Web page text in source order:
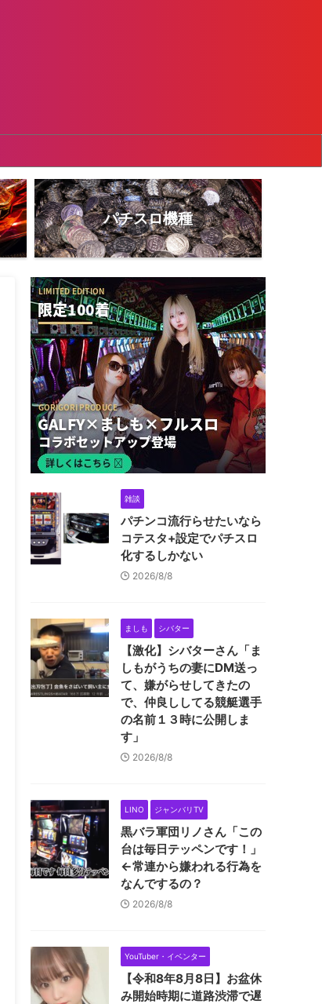
パチスロ機種
雑談
パチンコ流行らせたいなら
コテスタ+設定でパチスロ
化するしかない
2026/8/8
ましも シバター
【激化】シバターさん「ま
しもがうちの妻にDM送っ
て、嫌がらせしてきたの
で、仲良ししてる競艇選手
の名前１３時に公開しま
す」
2026/8/8
LINO ジャンバリTV
黒バラ軍団リノさん「この
台は毎日テッペンです！」
←常連から嫌われる行為を
なんでするの？
2026/8/8
YouTuber・イベンター
【令和8年8月8日】お盆休
み開始時期に道路渋滞で遅